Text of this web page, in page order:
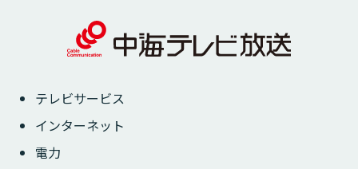
テレビサービス
インターネット
電力